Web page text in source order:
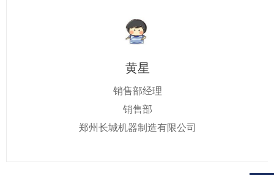
黄星
销售部经理
销售部
郑州长城机器制造有限公司